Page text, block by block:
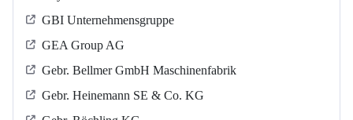
GBI Unternehmensgruppe
GEA Group AG
Gebr. Bellmer GmbH Maschinenfabrik
Gebr. Heinemann SE & Co. KG